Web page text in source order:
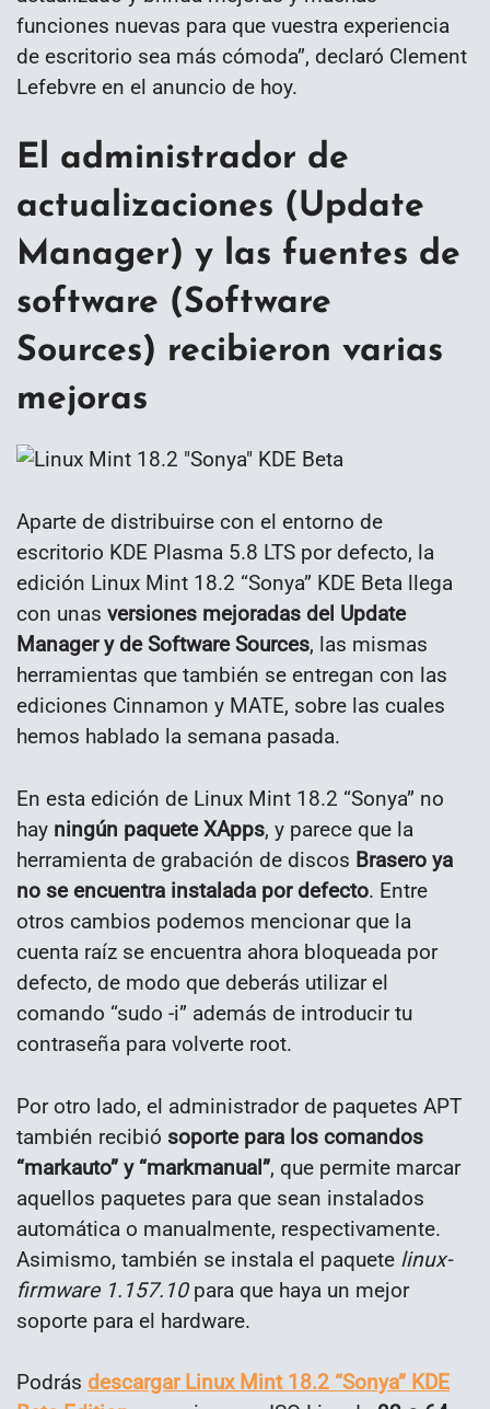
funciones nuevas para que vuestra experiencia
de escritorio sea más cómoda”, declaró Clement
Lefebvre en el anuncio de hoy.
El administrador de
actualizaciones (Update
Manager) y las fuentes de
software (Software
Sources) recibieron varias
mejoras
Aparte de distribuirse con el entorno de
escritorio KDE Plasma 5.8 LTS por defecto, la
edición Linux Mint 18.2 “Sonya” KDE Beta llega
con unas versiones mejoradas del Update
Manager y de Software Sources, las mismas
herramientas que también se entregan con las
ediciones Cinnamon y MATE, sobre las cuales
hemos hablado la semana pasada.
En esta edición de Linux Mint 18.2 “Sonya” no
hay ningún paquete XApps, y parece que la
herramienta de grabación de discos Brasero ya
no se encuentra instalada por defecto. Entre
otros cambios podemos mencionar que la
cuenta raíz se encuentra ahora bloqueada por
defecto, de modo que deberás utilizar el
comando “sudo -i” además de introducir tu
contraseña para volverte root.
Por otro lado, el administrador de paquetes APT
también recibió soporte para los comandos
“markauto” y “markmanual”, que permite marcar
aquellos paquetes para que sean instalados
automática o manualmente, respectivamente.
Asimismo, también se instala el paquete linux-
firmware 1.157.10para que haya un mejor
soporte para el hardware.
Podrás descargar Linux Mint 18.2 “Sonya” KDE